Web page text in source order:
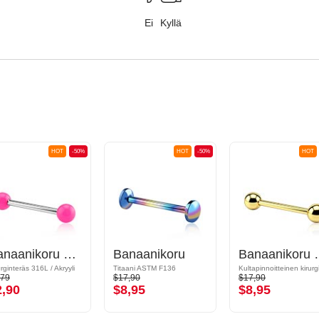
Ei Kyllä
-50%
HOT
Banaanikoru kanssa pallot
316L / Akryyli
-50%
HOT
Banaanikoru
Titaani ASTM F136
$17,90
$8,95
HOT
$17,90
$8,95